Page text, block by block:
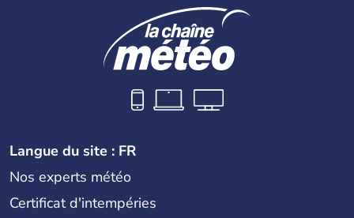
Maurice… qui aurait inspiréLewis Carollpour « Alice au
Pays des Merveilles ».
Langue du site : FR
Nos experts météo
Certificat d'intempéries